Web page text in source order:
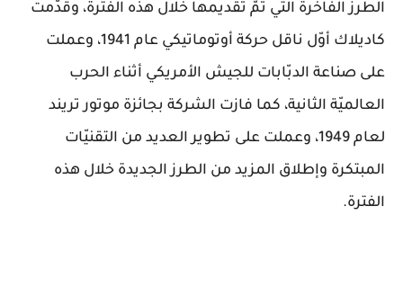
الطرز الفاخرة التي تمّ تقديمها خلال هذه الفترة، وقدّمت
كاديلاك أوّل ناقل حركة أوتوماتيكي عام 1941، وعملت
على صناعة الدبّابات للجيش الأمريكي أثناء الحرب
العالميّة الثانية، كما فازت الشركة بجائزة موتور تريند
لعام 1949، وعملت على تطوير العديد من التقنيّات
المبتكرة وإطلاق المزيد من الطرز الجديدة خلال هذه
الفترة.